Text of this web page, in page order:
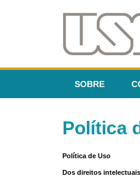
SOBRE
Política
Política de Uso
Dos direitos intelectuais